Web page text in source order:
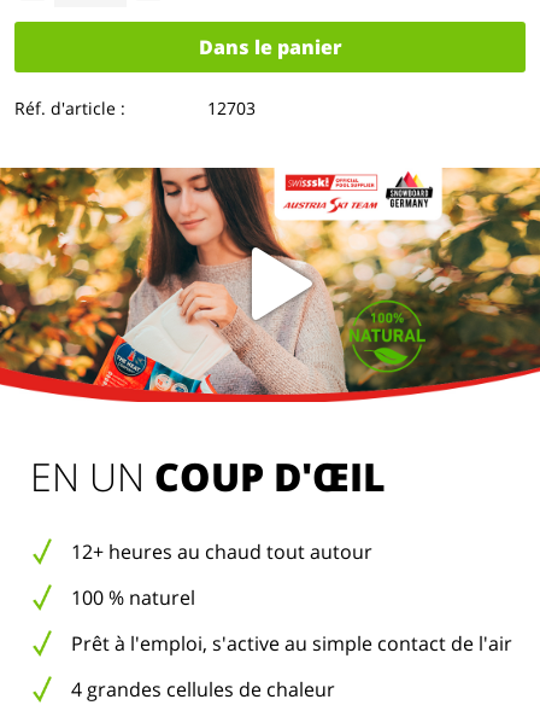
Dans le panier
Réf. d'article : 12703
EN UN COUP D'ŒIL
12+ heures au chaud tout autour
100 % naturel
Prêt à l'emploi, s'active au simple contact de l'air
4 grandes cellules de chaleur